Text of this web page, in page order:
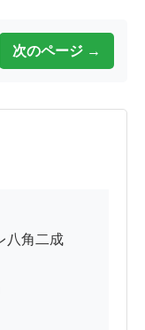
次のページ →